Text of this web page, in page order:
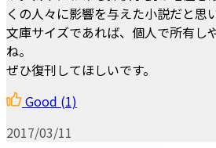
くの人々に影響を与えた小説だと思
文庫サイズであれば、個人で所有し
ね。
ぜひ復刊してほしいです。
Good (1)
2017/03/11